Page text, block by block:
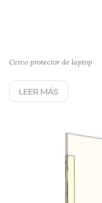
Cerco protector de laptop
LEER MÁS